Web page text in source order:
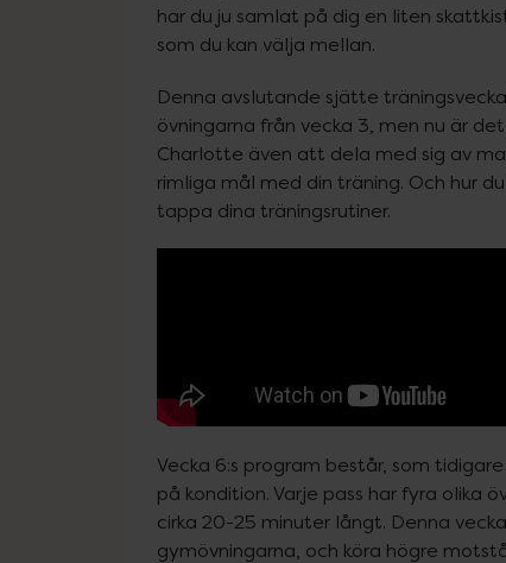
har du ju samlat på dig en liten
som du kan välja mellan.
Denna avslutande sjätte
övningarna från vecka 3, men nu är
Charlotte även att dela med sig av
rimliga mål med din träning. Och hur
tappa dina träningsrutiner.
Vecka 6:s program består, som
på kondition. Varje pass har fyra olika
cirka 20-25 minuter långt. Denna
gymövningarna, och köra högre